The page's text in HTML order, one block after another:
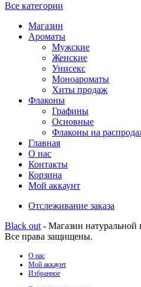
Все категории
Магазин
Ароматы
Мужские
Женские
Унисекс
Моноароматы
Хиты продаж
Флаконы
Графины
Основные
Флаконы на
Главная
О нас
Контакты
Корзина
Мой аккаунт
Отслеживание заказа
Black out - Магазин
Все права защищены.
О нас
Мой аккаунт
Избранное